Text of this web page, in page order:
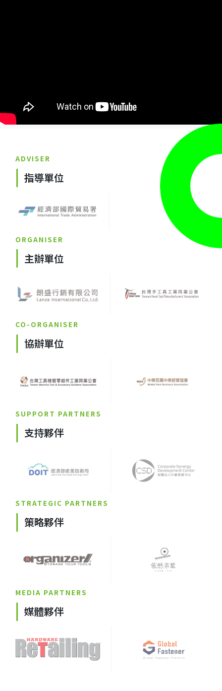
ADVISER
指導單位
ORGANISER
主辦單位
CO-ORGANISER
協辦單位
SUPPORT PARTNERS
支持夥伴
STRATEGIC PARTNERS
策略夥伴
MEDIA PARTNERS
媒體夥伴